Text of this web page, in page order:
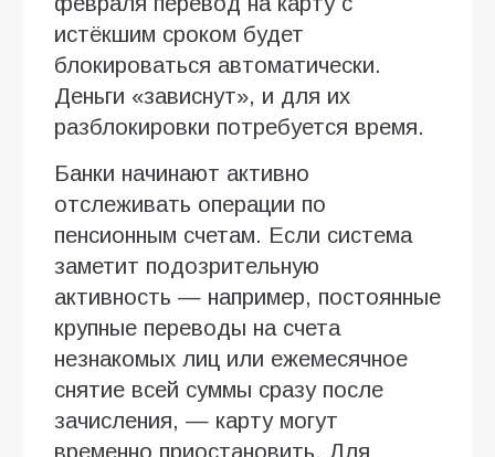
истёкшим сроком будет
блокироваться автоматически.
Деньги «зависнут», и для их
разблокировки потребуется время.
Банки начинают активно
отслеживать операции по
пенсионным счетам. Если система
заметит подозрительную
активность — например, постоянные
крупные переводы на счета
незнакомых лиц или ежемесячное
снятие всей суммы сразу после
зачисления, — карту могут
временно приостановить. Для